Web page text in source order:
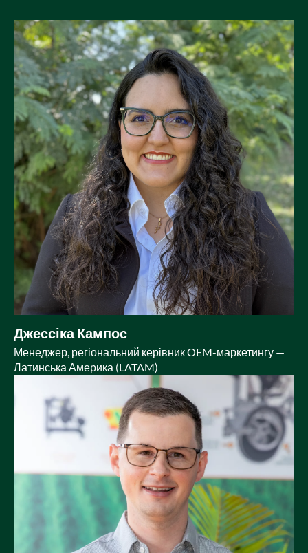
Джессіка Кампос
Менеджер, регіональний керівник OEM-маркетингу —
Латинська Америка (LATAM)